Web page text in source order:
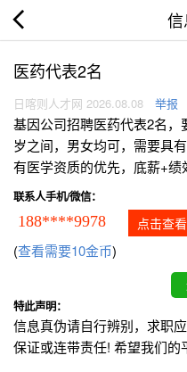
医药代表2名
日喀则人才网 2026.08.08 举报
基因公司招聘医药代表2名
岁之间，男女均可，需要具
有医学资质的优先，底薪+绩
联系人手机/微信：
188****9978 点击查
(查看需要10金币)
特此声明：
信息真伪请自行辨别，求职
保证或连带责任! 希望我们的